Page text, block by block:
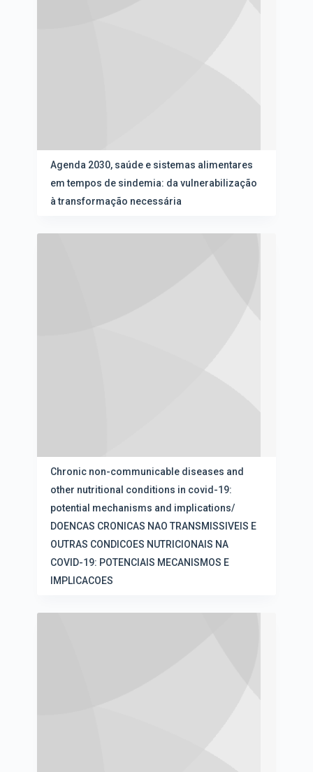
Agenda 2030, saúde e sistemas alimentares
em tempos de sindemia: da vulnerabilização
à transformação necessária
Chronic non-communicable diseases and
other nutritional conditions in covid-19:
potential mechanisms and implications/
DOENCAS CRONICAS NAO TRANSMISSIVEIS E
OUTRAS CONDICOES NUTRICIONAIS NA
COVID-19: POTENCIAIS MECANISMOS E
IMPLICACOES